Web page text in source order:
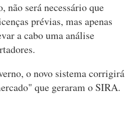
não será necessário que
prévias, mas apenas
a cabo uma análise
o novo sistema corrigirá
que geraram o SIRA.